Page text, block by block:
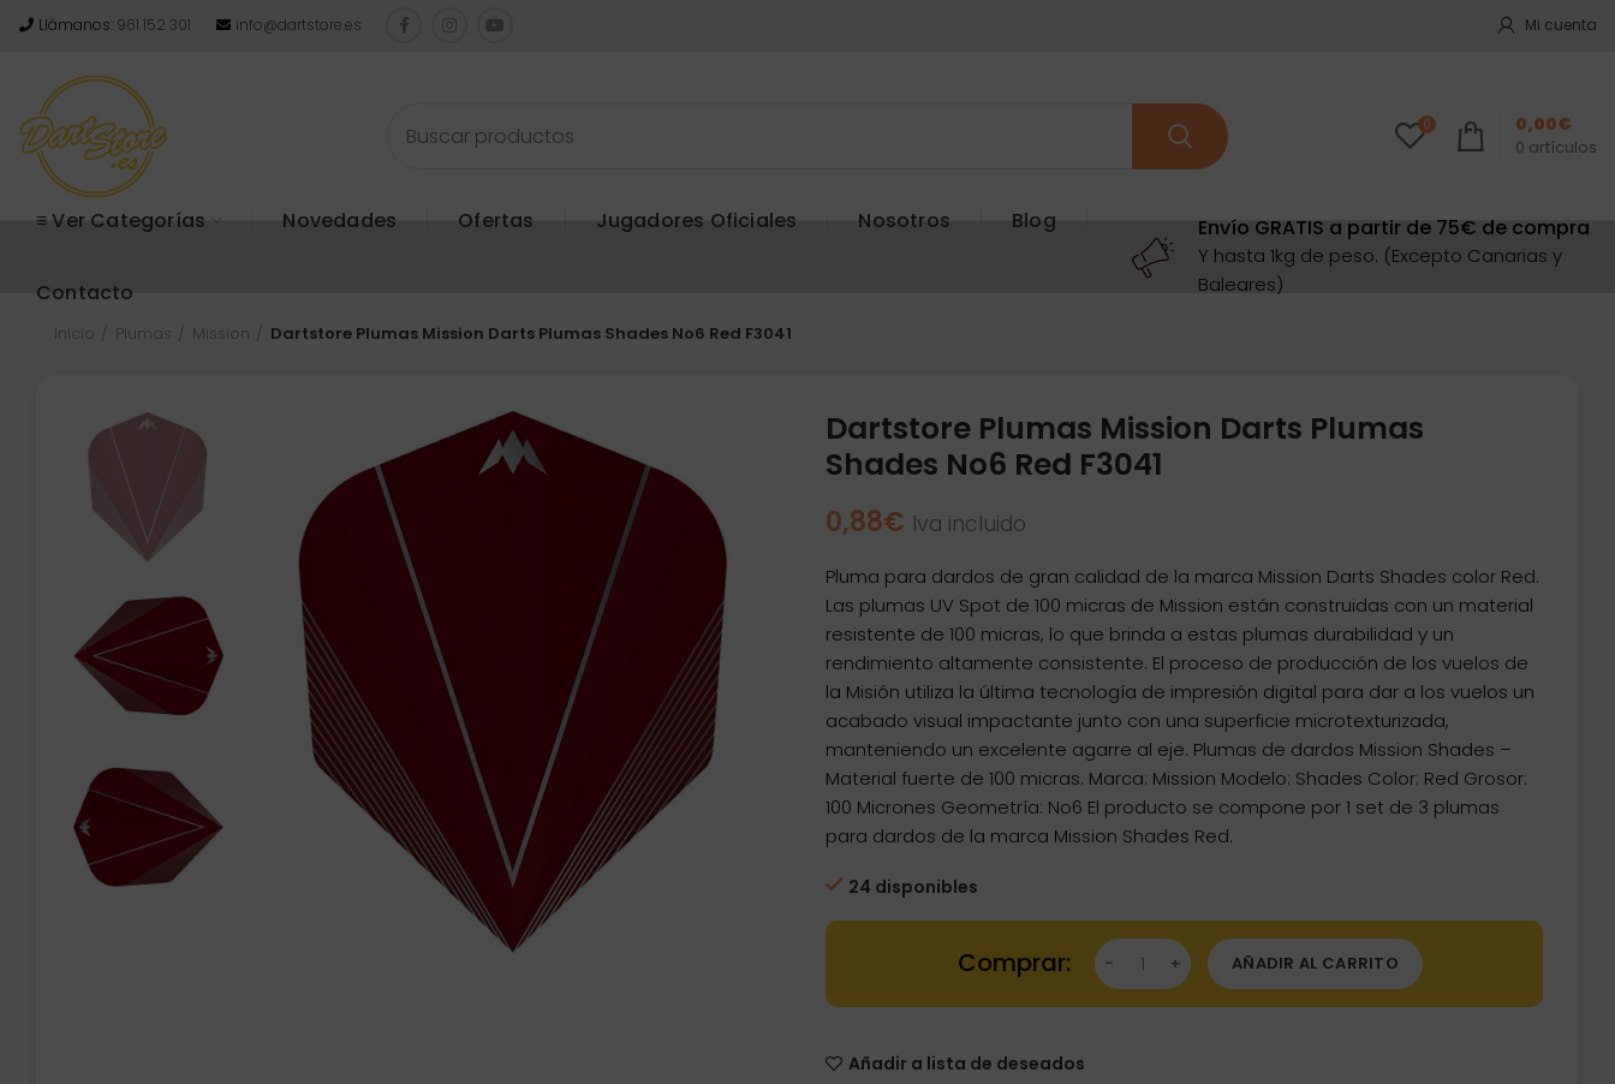
Llámanos: 961 152 301 info@dartstore.es Mi cuenta
0
0 artículos
0,00€
≡ Ver Categorías Novedades Ofertas Jugadores Oficiales Nosotros Blog
Contacto
Envío GRATIS a partir de 75€ de compra
Y hasta 1kg de peso. (Excepto Canarias y
Baleares)
Inicio Plumas Mission Dartstore Plumas Mission Darts Plumas Shades No6 Red F3041
Dartstore Plumas Mission Darts Plumas
Shades No6 Red F3041
0,88€ Iva incluido
Pluma para dardos de gran calidad de la marca Mission Darts Shades color Red.
Las plumas UV Spot de 100 micras de Mission están construidas con un material
resistente de 100 micras, lo que brinda a estas plumas durabilidad y un
rendimiento altamente consistente. El proceso de producción de los vuelos de
la Misión utiliza la última tecnología de impresión digital para dar a los vuelos un
acabado visual impactante junto con una superficie microtexturizada,
manteniendo un excelente agarre al eje. Plumas de dardos Mission Shades –
Material fuerte de 100 micras. Marca: Mission Modelo: Shades Color: Red Grosor:
100 Micrones Geometría: No6 El producto se compone por 1 set de 3 plumas
para dardos de la marca Mission Shades Red.
24 disponibles
Dartstore Plumas Mission Darts Plumas Shades No6 Red F3041 cantidad
AÑADIR AL CARRITO
Añadir a lista de deseados